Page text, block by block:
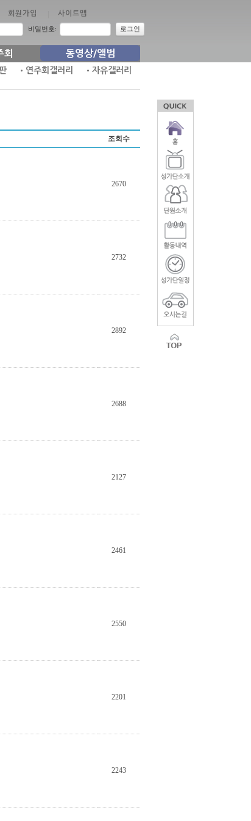
회원가입 사이트맵
비밀번호: 로그인
회 동영상/앨범
•연주회갤러리 •자유갤러리
조회수
2670
2732
2892
2688
2127
2461
2550
2201
2243